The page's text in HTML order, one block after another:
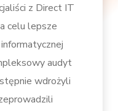
z Direct IT
celu lepsze
audyt
wdrożyli